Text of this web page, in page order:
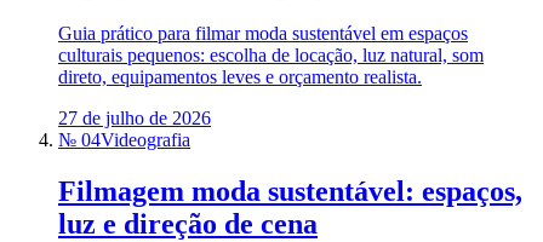
Guia prático para filmar moda sustentável em espaços
culturais pequenos: escolha de locação, luz natural, som
direto, equipamentos leves e orçamento realista.
27 de julho de 2026
№ 04Videografia
Filmagem moda sustentável: espaços,
luz e direção de cena